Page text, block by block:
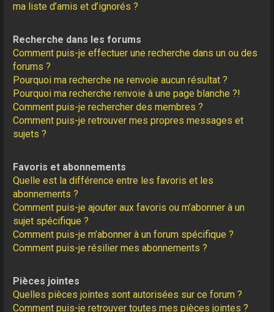
ma liste d’amis et d’ignorés ?
Recherche dans les forums
Comment puis-je effectuer une recherche dans un ou des
forums ?
Pourquoi ma recherche ne renvoie aucun résultat ?
Pourquoi ma recherche renvoie à une page blanche ?!
Comment puis-je rechercher des membres ?
Comment puis-je retrouver mes propres messages et
sujets ?
Favoris et abonnements
Quelle est la différence entre les favoris et les
abonnements ?
Comment puis-je ajouter aux favoris ou m’abonner à un
sujet spécifique ?
Comment puis-je m’abonner à un forum spécifique ?
Comment puis-je résilier mes abonnements ?
Pièces jointes
Quelles pièces jointes sont autorisées sur ce forum ?
Comment puis-je retrouver toutes mes pièces jointes ?